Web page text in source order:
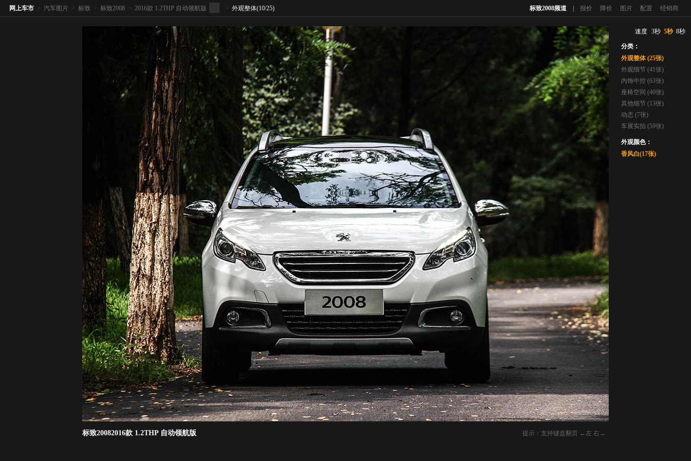
标致2008频道 报价 降价 图片 配置 经销商
网上车市 > 汽车图片 > 标致 > 标致2008 > 2016款 1.2THP 自动领航版 > 外观整体(10/25)
提示：支持键盘翻页 ←左 右→
标致20082016款 1.2THP 自动领航版
速度 3秒 5秒 8秒
分类：
外观整体 (25张)
外观细节 (41张)
内饰中控 (63张)
座椅空间 (40张)
其他细节 (13张)
动态 (7张)
车展实拍 (59张)
外观颜色：
香风白(17张)